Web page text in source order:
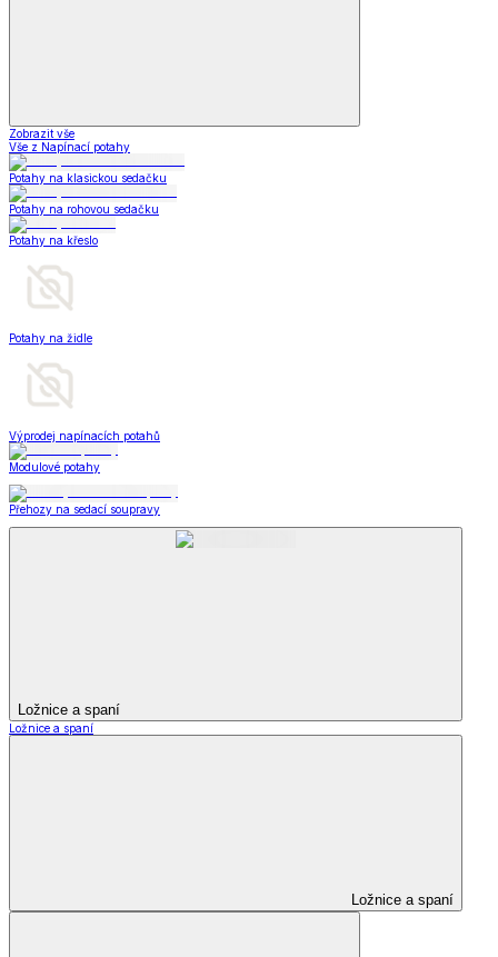
Zobrazit vše
Vše z Napínací potahy
Potahy na klasickou sedačku
Potahy na rohovou sedačku
Potahy na křeslo
Potahy na židle
Výprodej napínacích potahů
Modulové potahy
Přehozy na sedací soupravy
Ložnice a spaní
Ložnice a spaní
Ložnice a spaní